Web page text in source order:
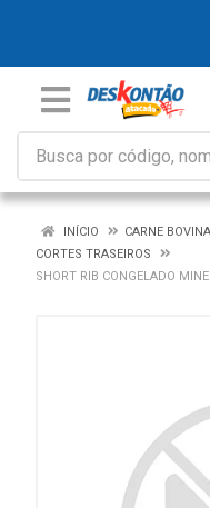
INÍCIO
CARNE BOVINA
CORTES TRASEIROS
SHORT RIB CONGELADO